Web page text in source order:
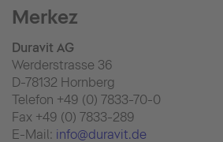
Merkez
Duravit AG
Werderstrasse 36
D-78132 Hornberg
Telefon +49 (0) 7833-70-0
Fax +49 (0) 7833-289
E-Mail: info@duravit.de